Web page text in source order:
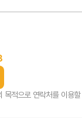
목적으로 연락처를 이용